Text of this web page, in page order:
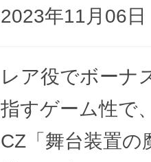
2023年11月06日
レア役でボーナ
指すゲーム性で
CZ「舞台装置の